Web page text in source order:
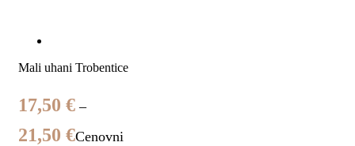
Mali uhani Trobentice
17,50 € –
21,50 €Cenovni